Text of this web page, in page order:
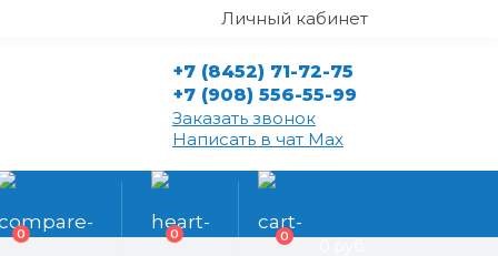
Личный кабинет
+7 (8452) 71-72-75
+7 (908) 556-55-99
Заказать звонок
Написать в чат Max
0 0 0